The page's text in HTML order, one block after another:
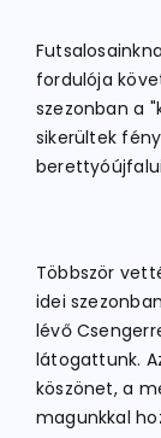
ATLÉTIKA
KERÉKPÁR
PÁLYÁK
fordulója
szezonban a
sikerültek
Többször
idei
lévő
látogattunk.
köszönet, a
magunkkal